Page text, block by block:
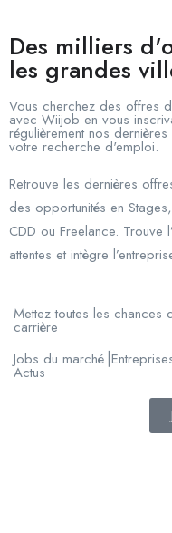
Des milliers
les grandes
Vous cherchez des offres
avec Wiijob en vous
régulièrement nos
votre recherche d'emploi.
Retrouve les dernières
des opportunités en
CDD ou Freelance. Trouve
attentes et intègre
Mettez toutes les
carrière
Jobs du
Actus